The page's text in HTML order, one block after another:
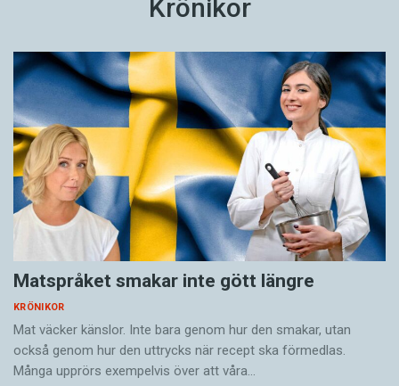
Krönikor
Matspråket smakar inte gött längre
KRÖNIKOR
Mat väcker känslor. Inte bara genom hur den smakar, utan
också genom hur den uttrycks när recept ska förmedlas.
Många upprörs exempelvis över att våra…